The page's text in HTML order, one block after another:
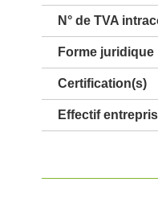
N° de TVA
Forme juridique
Certification(s)
Effectif